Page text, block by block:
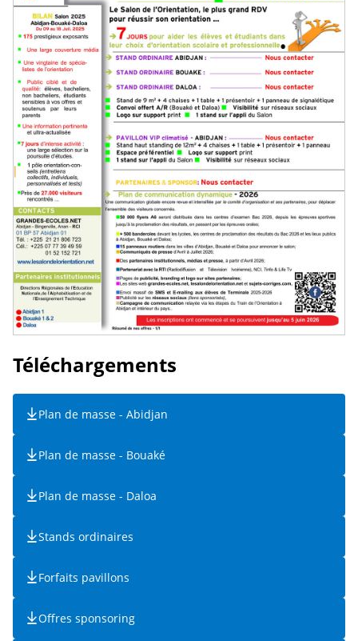
Téléchargements
Plan de masse - Abidjan
Plan de masse - Bouaké
Plan de masse - Daloa
Stands ordinaires
Forfaits pavillons
Offres sponsoring